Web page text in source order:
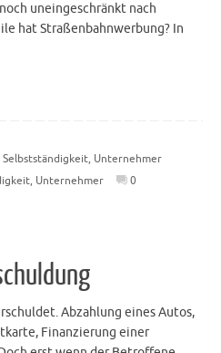
uneingeschränkt nach
hat Straßenbahnwerbung? In
Selbstständigkeit, Unternehmer
, Unternehmer 0
Abzahlung eines Autos,
Finanzierung einer